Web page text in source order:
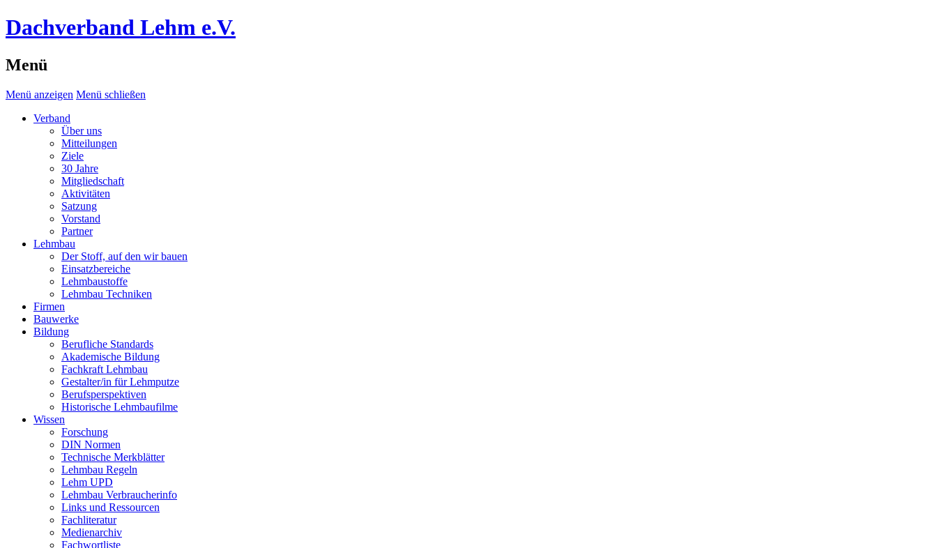
Dachverband Lehm e.V.
Menü
Menü anzeigen Menü schließen
Verband
Über uns
Mitteilungen
Ziele
30 Jahre
Mitgliedschaft
Aktivitäten
Satzung
Vorstand
Partner
Lehmbau
Der Stoff, auf den wir bauen
Einsatzbereiche
Lehmbaustoffe
Lehmbau Techniken
Firmen
Bauwerke
Bildung
Berufliche Standards
Akademische Bildung
Fachkraft Lehmbau
Gestalter/in für Lehmputze
Berufsperspektiven
Historische Lehmbaufilme
Wissen
Forschung
DIN Normen
Technische Merkblätter
Lehmbau Regeln
Lehm UPD
Lehmbau Verbraucherinfo
Links und Ressourcen
Fachliteratur
Medienarchiv
Fachwortliste